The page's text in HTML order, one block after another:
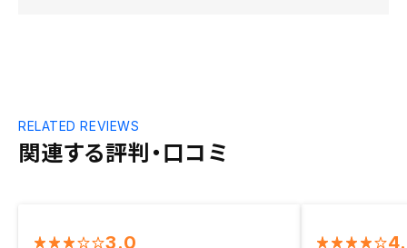
関連する評判・口コミ
RELATED REVIEWS
3.0